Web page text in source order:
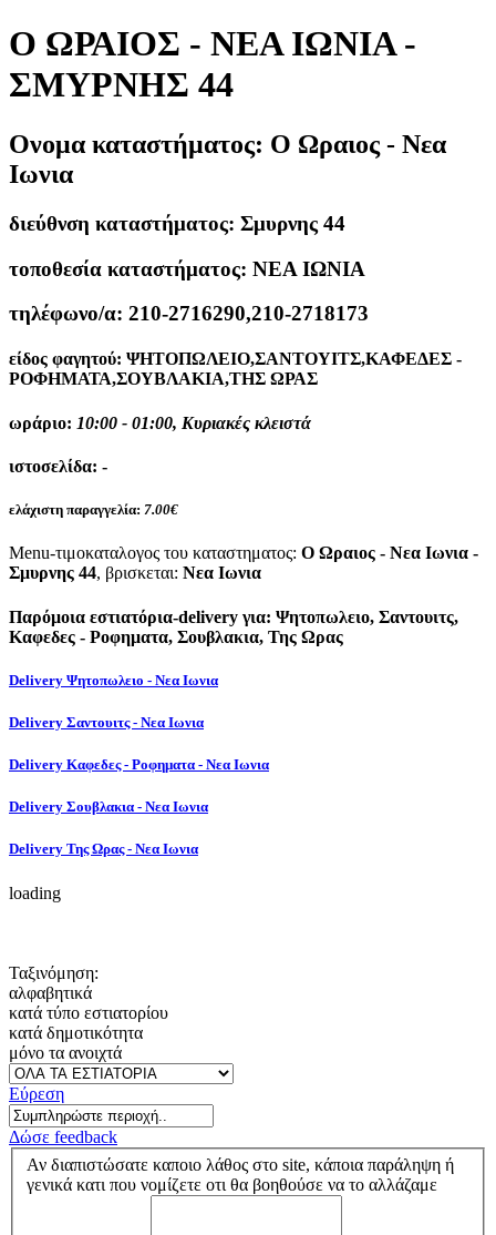
Ο ΩΡΑΙΟΣ - ΝΕΑ ΙΩΝΙΑ -
ΣΜΥΡΝΗΣ 44
Ονομα καταστήματος: Ο Ωραιος - Νεα
Ιωνια
διεύθνση καταστήματος: Σμυρνης 44
τοποθεσία καταστήματος: ΝΕΑ ΙΩΝΙΑ
τηλέφωνο/α: 210-2716290,210-2718173
είδος φαγητού: ΨΗΤΟΠΩΛΕΙΟ,ΣΑΝΤΟΥΙΤΣ,ΚΑΦΕΔΕΣ -
ΡΟΦΗΜΑΤΑ,ΣΟΥΒΛΑΚΙΑ,ΤΗΣ ΩΡΑΣ
ωράριο: 10:00 - 01:00, Κυριακές κλειστά
ιστοσελίδα: -
ελάχιστη παραγγελία: 7.00€
Menu-τιμοκαταλογος του καταστηματος: Ο Ωραιος - Νεα Ιωνια -
Σμυρνης 44, βρισκεται: Νεα Ιωνια
Παρόμοια εστιατόρια-delivery για: Ψητοπωλειο, Σαντουιτς,
Καφεδες - Ροφηματα, Σουβλακια, Της Ωρας
Delivery Ψητοπωλειο - Νεα Ιωνια
Delivery Σαντουιτς - Νεα Ιωνια
Delivery Καφεδες - Ροφηματα - Νεα Ιωνια
Delivery Σουβλακια - Νεα Ιωνια
Delivery Της Ωρας - Νεα Ιωνια
loading
Ταξινόμηση:
αλφαβητικά
κατά τύπο εστιατορίου
κατά δημοτικότητα
μόνο τα ανοιχτά
Εύρεση
Δώσε feedback
Αν διαπιστώσατε καποιο λάθος στο site, κάποια παράληψη ή
γενικά κατι που νομίζετε οτι θα βοηθούσε να το αλλάζαμε